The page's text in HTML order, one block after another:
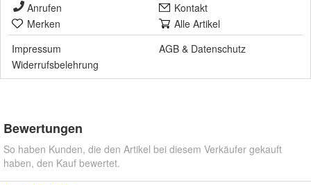
Anrufen
Kontakt
Merken
Alle Artikel
Impressum
AGB & Datenschutz
Widerrufsbelehrung
Bewertungen
So haben Kunden, die den Artikel bei diesem Verkäufer gekauft
haben, den Kauf bewertet.